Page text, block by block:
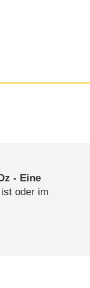
- Eine
oder im